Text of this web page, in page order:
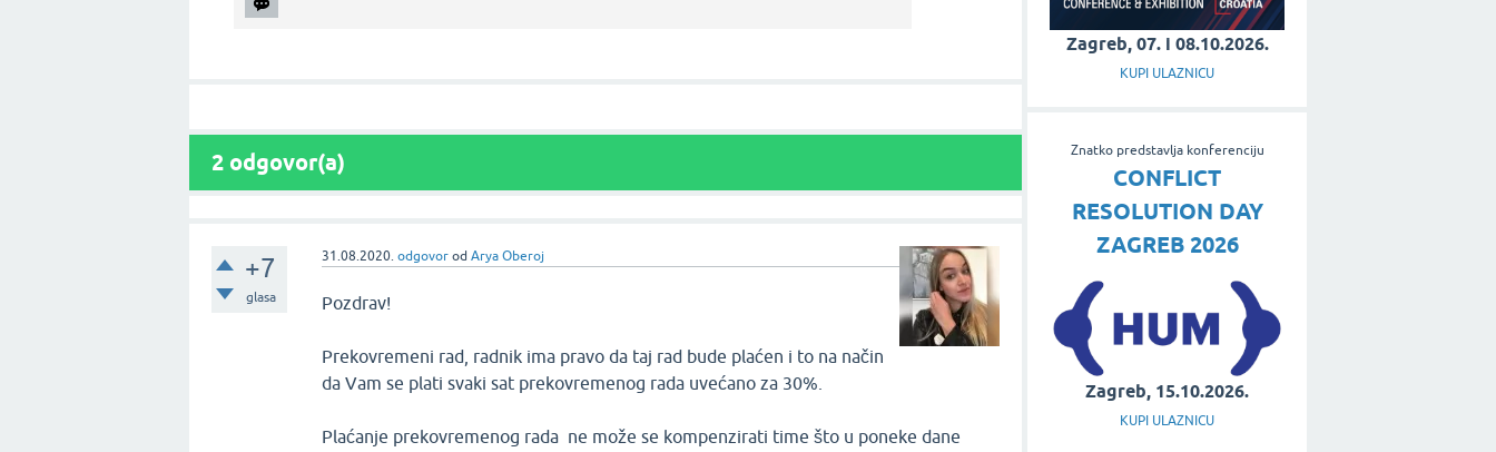
2 odgovor(a)
+7
glasa
31.08.2020. odgovor odArya Oberoj
Pozdrav!
Prekovremeni rad, radnik ima pravo da taj rad bude plaćen i to na način
da Vam se plati svaki sat prekovremenog rada uvećano za 30%.
Plaćanje prekovremenog rada ne može se kompenzirati time što u poneke dane
Zagreb, 07. i 08.10.2026.
KUPI ULAZNICU
Znatko predstavlja konferenciju
CONFLICT
RESOLUTION DAY
ZAGREB 2026
Zagreb, 15.10.2026.
KUPI ULAZNICU